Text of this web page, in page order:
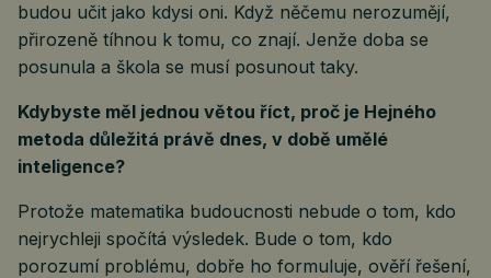
budou učit jako kdysi oni. Když něčemu nerozumějí,
přirozeně tíhnou k tomu, co znají. Jenže doba se
posunula a škola se musí posunout taky.
Kdybyste měl jednou větou říct, proč je Hejného
metoda důležitá právě dnes, v době umělé
inteligence?
Protože matematika budoucnosti nebude o tom, kdo
nejrychleji spočítá výsledek. Bude o tom, kdo
porozumí problému, dobře ho formuluje, ověří řešení,